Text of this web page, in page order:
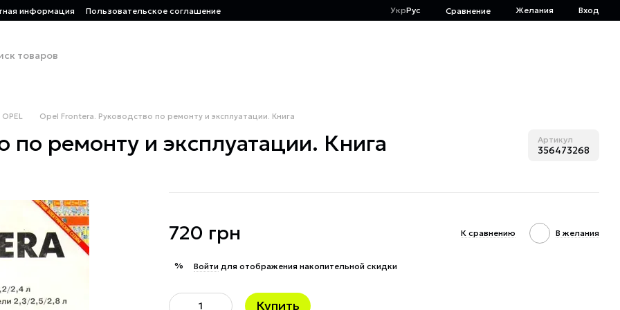
информация Пользовательское соглашение УкрРус Сравнение Желания Вход
OPEL Opel Frontera. Руководство по ремонту и эксплуатации. Книга
ремонту и эксплуатации. Книга Артикул
356473268
720 грн К сравнению В желания
% Войти для отображения накопительной скидки
Купить